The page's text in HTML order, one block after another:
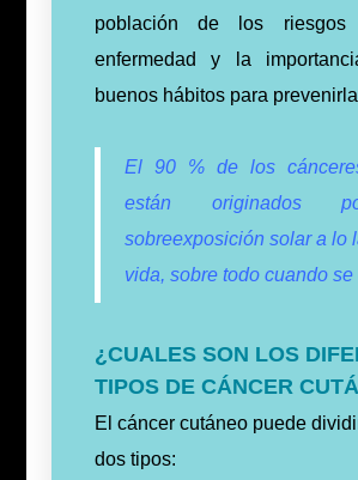
población de los
enfermedad y la
buenos hábitos para
El 90 % de los
están originados
sobreexposición solar a lo
vida, sobre todo cuando se
¿CUALES SON LOS
TIPOS DE CÁNCER
El cáncer cutáneo puede
dos tipos: